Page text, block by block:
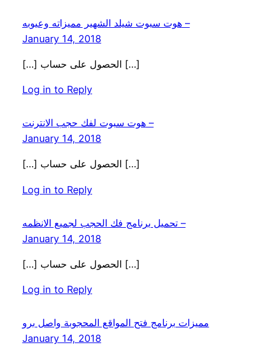
هوت سبوت شيلد الشهير مميزاته وعيوبه –
January 14, 2018
[…] الحصول على حساب […]
Log in to Reply
هوت سبوت لفك حجب الانترنت –
January 14, 2018
[…] الحصول على حساب […]
Log in to Reply
تحميل برنامج فك الحجب لجميع الانظمه –
January 14, 2018
[…] الحصول على حساب […]
Log in to Reply
مميزات برنامج فتح المواقع المحجوبة واصل برو
January 14, 2018